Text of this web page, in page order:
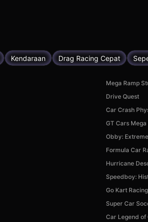
Kendaraan Drag Racing Cepat
Mega Ramp
Drive Quest
Car Crash
GT Cars Mega
Obby:
Formula Car
Hurricane
Speedboy:
Go Kart
Super Car
Car Legend of